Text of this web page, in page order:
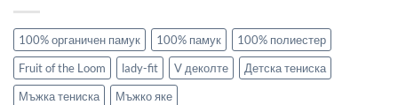
100% органичен памук 100% памук
100% полиестер
Fruit of the Loom
lady-fit V деколте
Детска тениска
Мъжка тениска
Мъжко яке